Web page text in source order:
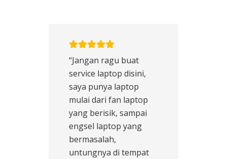
“Jangan ragu buat
service laptop disini,
saya punya laptop
mulai dari fan laptop
yang berisik, sampai
engsel laptop yang
bermasalah,
untungnya di tempat